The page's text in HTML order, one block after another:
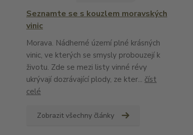
Seznamte se s kouzlem moravských
vinic
Morava. Nádherné území plné krásných
vinic, ve kterých se smysly probouzejí k
životu. Zde se mezi listy vinné révy
ukrývají dozrávající plody, ze kter... číst
celé
Zobrazit všechny články